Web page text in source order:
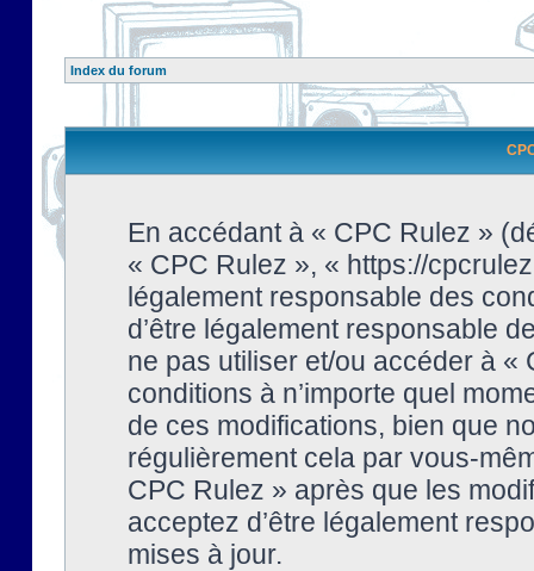
Index du forum
En accédant à « CPC Rulez »
« CPC Rulez », « https://
légalement responsable des
d’être légalement responsable
ne pas utiliser et/ou accéder à
conditions à n’importe quel
de ces modifications, bien que
régulièrement cela par vous-
CPC Rulez » après que les
acceptez d’être légalement
mises à jour.